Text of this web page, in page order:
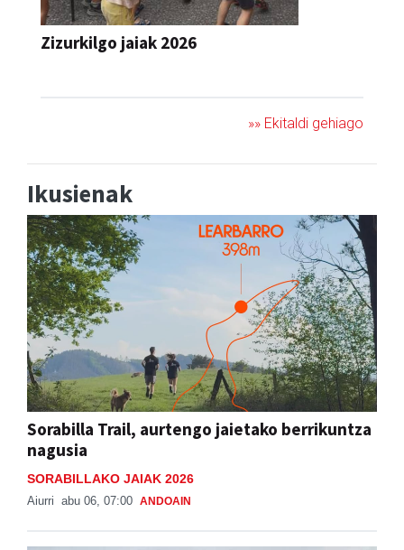
Zizurkilgo jaiak 2026
»» Ekitaldi gehiago
Ikusienak
Sorabilla Trail, aurtengo jaietako berrikuntza
nagusia
SORABILLAKO JAIAK 2026
Aiurri abu 06, 07:00 ANDOAIN